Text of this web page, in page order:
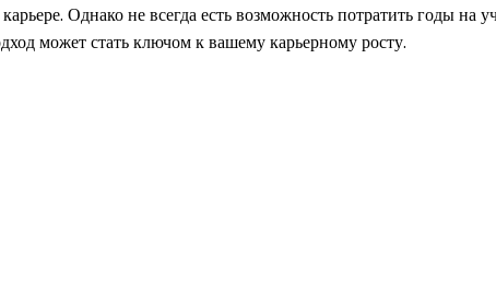
Однако не всегда есть возможность потратить годы на
может стать ключом к вашему карьерному росту.